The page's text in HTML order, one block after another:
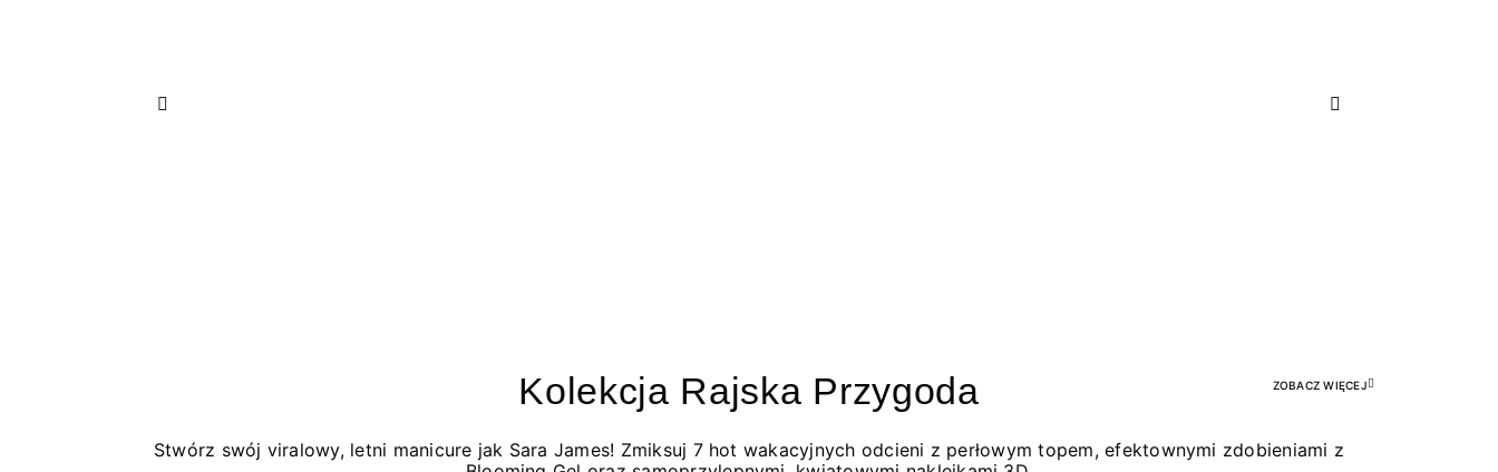
Kolekcja Rajska Przygoda ZOBACZ WIĘCEJ
Stwórz swój viralowy, letni manicure jak Sara James! Zmiksuj 7 hot wakacyjnych odcieni z perłowym topem, efektownymi zdobieniami z